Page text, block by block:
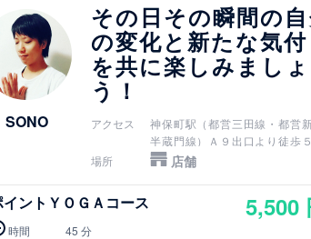
SONO
その日その瞬間の
の変化と新たな気付
を共に楽しみましょ
う！
アクセス
神保町駅（都営三田線・都営
半蔵門線）Ａ９出口より徒歩
新御茶ノ水駅（千代田線）Ｂ３
場所 店舗
ントＹＯＧＡコース
時間 45 分
5,500